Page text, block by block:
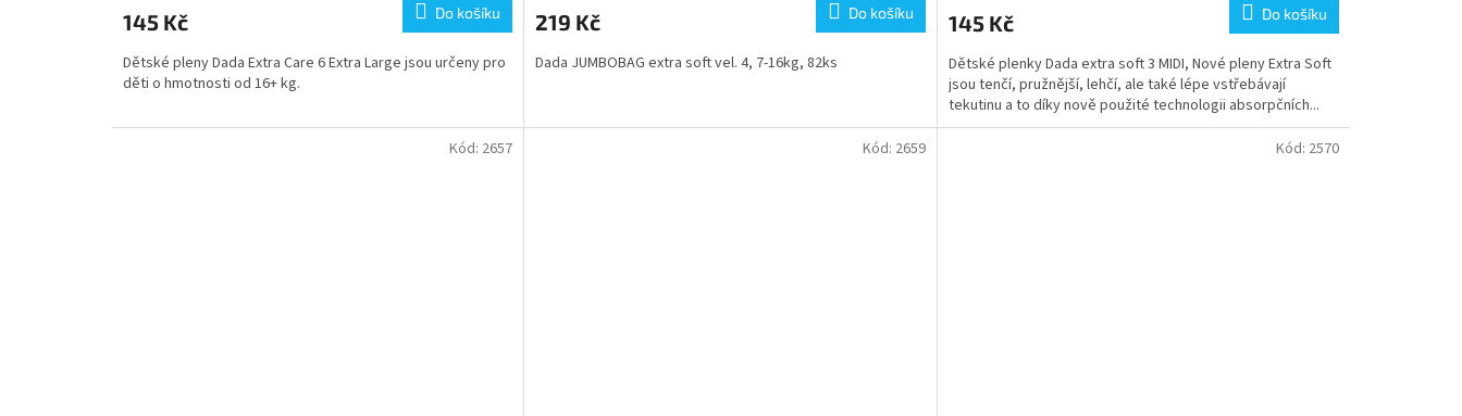
145 Kč Do košíku
Dětské pleny Dada Extra Care 6 Extra Large jsou určeny pro
děti o hmotnosti od 16+ kg.
219 Kč Do košíku
Dada JUMBOBAG extra soft vel. 4, 7-16kg, 82ks
145 Kč Do košíku
Dětské plenky Dada extra soft 3 MIDI, Nové pleny Extra Soft
jsou tenčí, pružnější, lehčí, ale také lépe vstřebávají
tekutinu a to díky nově použité technologii absorpčních...
Kód: 2657 Kód: 2659 Kód: 2570